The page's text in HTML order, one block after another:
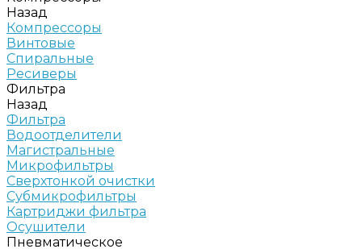
Назад
Компрессоры
Винтовые
Спиральные
Ресиверы
Фильтра
Назад
Фильтра
Водоотделители
Магистральные
Микрофильтры
Сверхтонкой очистки
Субмикрофильтры
Картриджи фильтра
Осушители
Пневматическое